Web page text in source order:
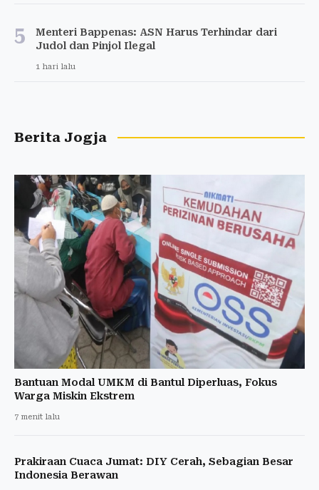
5
Menteri Bappenas: ASN Harus Terhindar dari
Judol dan Pinjol Ilegal
1 hari lalu
Berita Jogja
Bantuan Modal UMKM di Bantul Diperluas, Fokus
Warga Miskin Ekstrem
7 menit lalu
Prakiraan Cuaca Jumat: DIY Cerah, Sebagian Besar
Indonesia Berawan